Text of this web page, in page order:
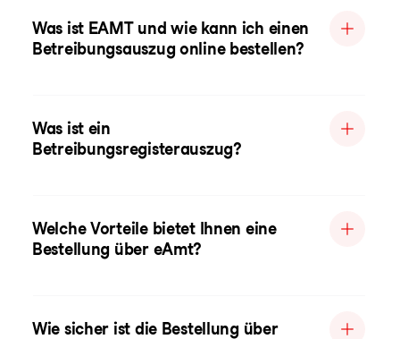
Was ist EAMT und wie kann ich einen
Betreibungsauszug online bestellen?
Was ist ein
Betreibungsregisterauszug?
Welche Vorteile bietet Ihnen eine
Bestellung über eAmt?
Wie sicher ist die Bestellung über